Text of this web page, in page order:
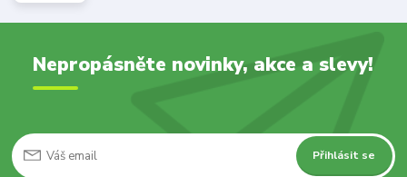
Nepropásněte novinky, akce a slevy!
Přihlásit se